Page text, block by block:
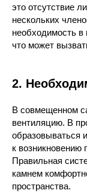
это отсутствие
нескольких
необходимость в
что может
2.
В совмещенном
вентиляцию. В
образовываться
к возникновению
Правильная
камнем
пространства.